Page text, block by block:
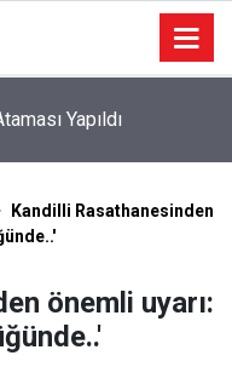
Yapıldı
Kandilli Rasathanesinden
önemli uyarı: